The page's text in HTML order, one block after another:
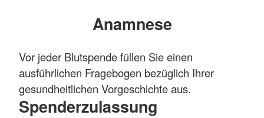
Anamnese
Vor jeder Blutspende füllen Sie einen
ausführlichen Fragebogen bezüglich Ihrer
gesundheitlichen Vorgeschichte aus.
Spenderzulassung